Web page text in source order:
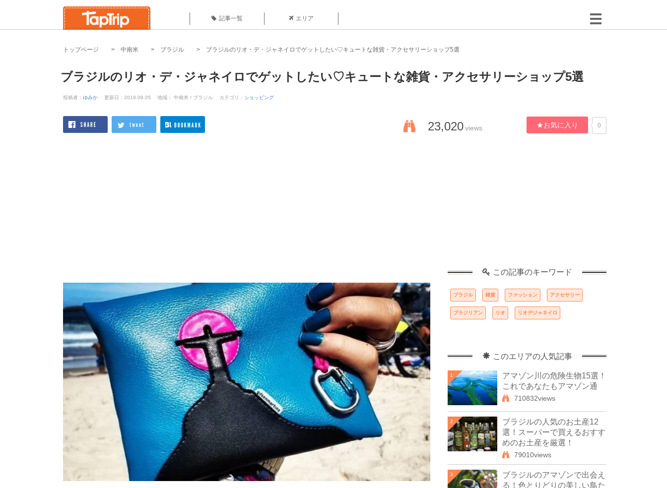
記事一覧 エリア
トップページ 中南米 ブラジル ブラジルのリオ・デ・ジャネイロでゲットしたい♡キュートな雑貨・アクセサリーショップ5選
ブラジルのリオ・デ・ジャネイロでゲットしたい♡キュートな雑貨・アクセサリーショップ5選
投稿者： ゆみか 更新日：2019.09.05 地域： 中南米 / ブラジル カテゴリ： ショッピング
23,020views ★お気に入り 0
この記事のキーワード
ブラジル 雑貨 ファッション アクセサリー
ブラジリアン リオ リオデジャネイロ
このエリアの人気記事
1
アマゾン川の危険生物15選！
これであなたもアマゾン通
710832views
2
ブラジルの人気のお土産12
選！スーパーで買えるおすす
めのお土産を厳選！
79010views
3
ブラジルのアマゾンで出会え
る！色とりどりの美しい鳥た